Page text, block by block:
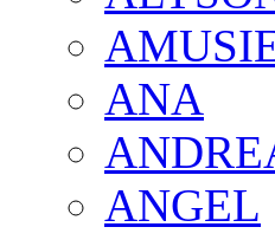
ANA
ANGEL